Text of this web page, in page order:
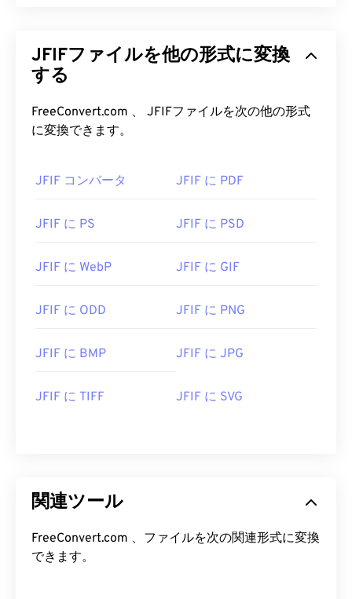
JFIFファイルを他の形式に変換
する
FreeConvert.com 、 JFIFファイルを次の他の形式
に変換できます。
JFIF コンバータ JFIF に PDF
JFIF に PS JFIF に PSD
JFIF に WebP JFIF に GIF
JFIF に ODD JFIF に PNG
JFIF に BMP JFIF に JPG
JFIF に TIFF JFIF に SVG
関連ツール
FreeConvert.com 、ファイルを次の関連形式に変換
できます。